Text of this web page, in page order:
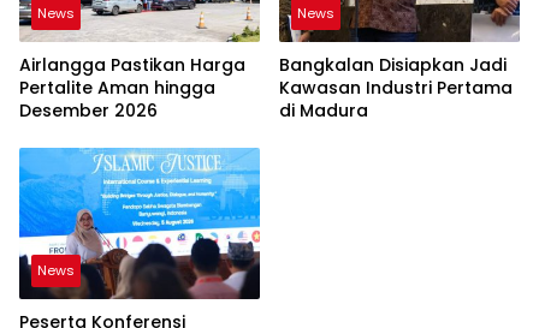
News
Airlangga Pastikan Harga
Pertalite Aman hingga
Desember 2026
News
Bangkalan Disiapkan Jadi
Kawasan Industri Pertama
di Madura
News
Peserta Konferensi